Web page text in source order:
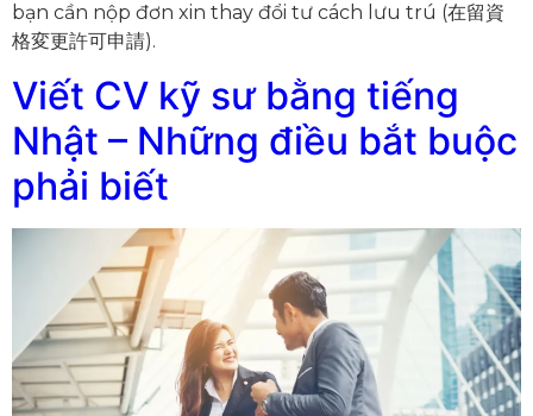
bạn cần nộp đơn xin thay đổi tư cách lưu trú (在留資
格変更許可申請).
Viết CV kỹ sư bằng tiếng
Nhật – Những điều bắt buộc
phải biết